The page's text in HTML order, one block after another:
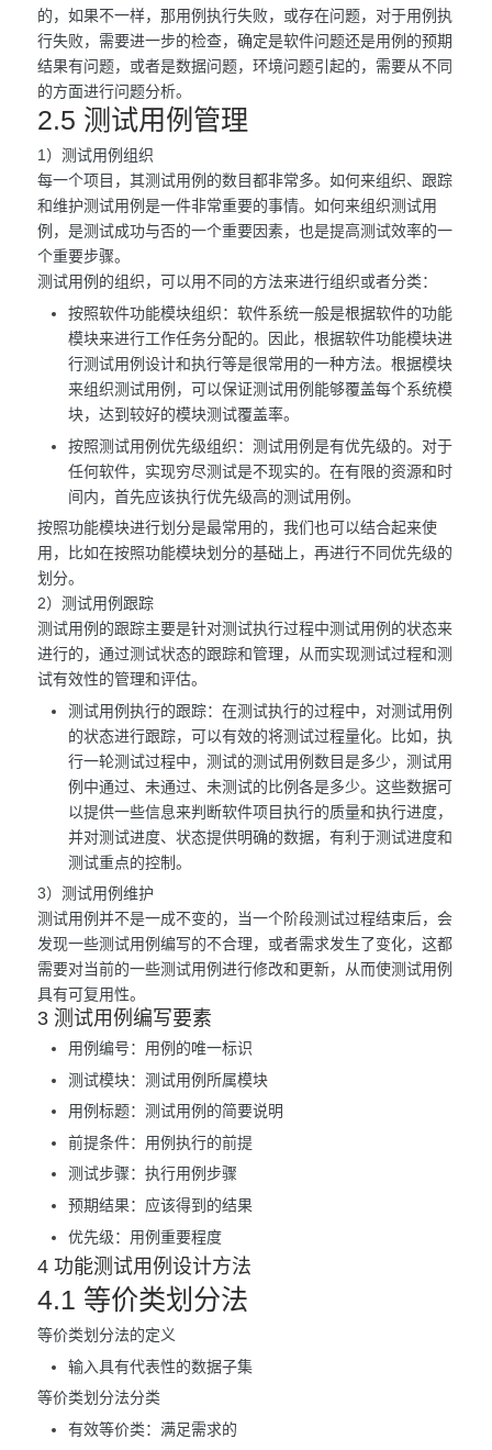
的，如果不一样，那用例执行失败，或存在问题，对于用例执
行失败，需要进一步的检查，确定是软件问题还是用例的预期
结果有问题，或者是数据问题，环境问题引起的，需要从不同
的方面进行问题分析。
2.5 测试用例管理
1）测试用例组织
每一个项目，其测试用例的数目都非常多。如何来组织、跟踪
和维护测试用例是一件非常重要的事情。如何来组织测试用
例，是测试成功与否的一个重要因素，也是提高测试效率的一
个重要步骤。
测试用例的组织，可以用不同的方法来进行组织或者分类：
按照软件功能模块组织：软件系统一般是根据软件的功能
模块来进行工作任务分配的。因此，根据软件功能模块进
行测试用例设计和执行等是很常用的一种方法。根据模块
来组织测试用例，可以保证测试用例能够覆盖每个系统模
块，达到较好的模块测试覆盖率。
按照测试用例优先级组织：测试用例是有优先级的。对于
任何软件，实现穷尽测试是不现实的。在有限的资源和时
间内，首先应该执行优先级高的测试用例。
按照功能模块进行划分是最常用的，我们也可以结合起来使
用，比如在按照功能模块划分的基础上，再进行不同优先级的
划分。
2）测试用例跟踪
测试用例的跟踪主要是针对测试执行过程中测试用例的状态来
进行的，通过测试状态的跟踪和管理，从而实现测试过程和测
试有效性的管理和评估。
测试用例执行的跟踪：在测试执行的过程中，对测试用例
的状态进行跟踪，可以有效的将测试过程量化。比如，执
行一轮测试过程中，测试的测试用例数目是多少，测试用
例中通过、未通过、未测试的比例各是多少。这些数据可
以提供一些信息来判断软件项目执行的质量和执行进度，
并对测试进度、状态提供明确的数据，有利于测试进度和
测试重点的控制。
3）测试用例维护
测试用例并不是一成不变的，当一个阶段测试过程结束后，会
发现一些测试用例编写的不合理，或者需求发生了变化，这都
需要对当前的一些测试用例进行修改和更新，从而使测试用例
具有可复用性。
3 测试用例编写要素
用例编号：用例的唯一标识
测试模块：测试用例所属模块
用例标题：测试用例的简要说明
前提条件：用例执行的前提
测试步骤：执行用例步骤
预期结果：应该得到的结果
优先级：用例重要程度
4 功能测试用例设计方法
4.1 等价类划分法
等价类划分法的定义
输入具有代表性的数据子集
等价类划分法分类
有效等价类：满足需求的